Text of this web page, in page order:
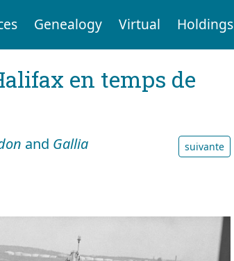
Genealogy Virtual Holdings
en temps de
and Gallia
suivante